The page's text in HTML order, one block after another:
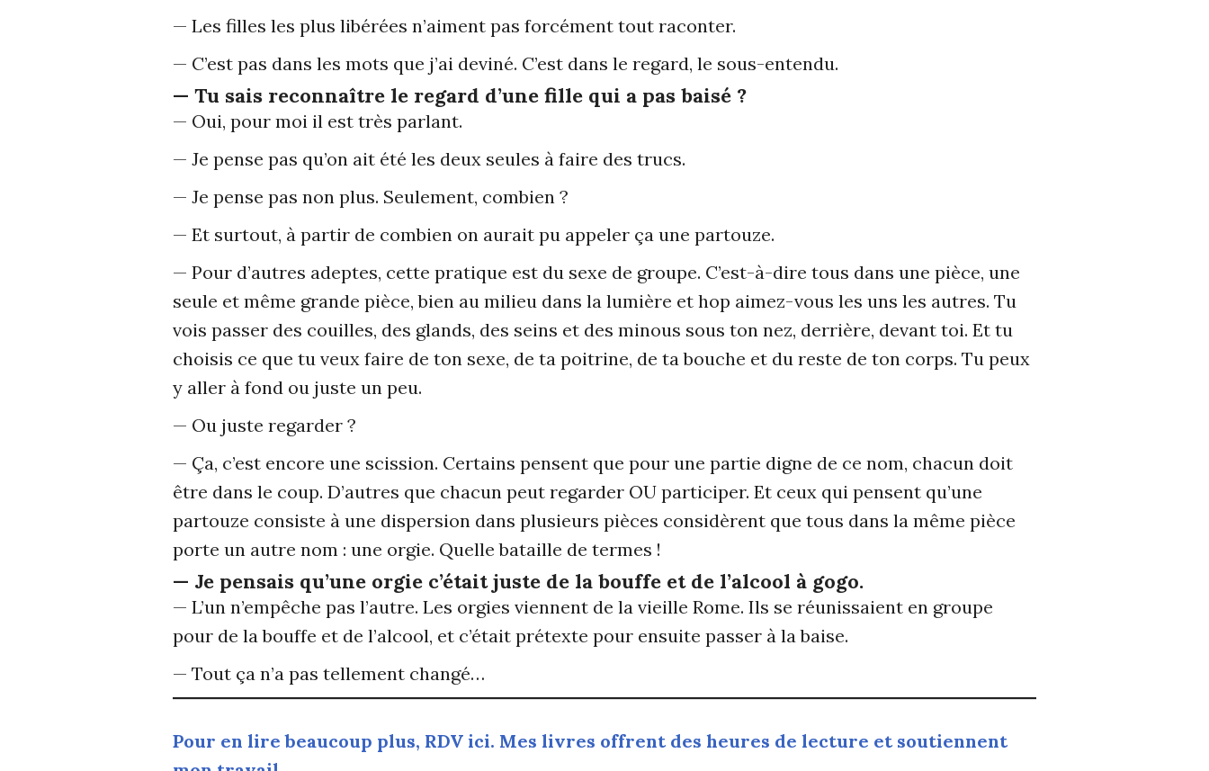
— Les filles les plus libérées n’aiment pas forcément tout raconter.
— C’est pas dans les mots que j’ai deviné. C’est dans le regard, le sous-entendu.
— Tu sais reconnaître le regard d’une fille qui a pas baisé ?
— Oui, pour moi il est très parlant.
— Je pense pas qu’on ait été les deux seules à faire des trucs.
— Je pense pas non plus. Seulement, combien ?
— Et surtout, à partir de combien on aurait pu appeler ça une partouze.
— Pour d’autres adeptes, cette pratique est du sexe de groupe. C’est-à-dire tous dans une pièce, une
seule et même grande pièce, bien au milieu dans la lumière et hop aimez-vous les uns les autres. Tu
vois passer des couilles, des glands, des seins et des minous sous ton nez, derrière, devant toi. Et tu
choisis ce que tu veux faire de ton sexe, de ta poitrine, de ta bouche et du reste de ton corps. Tu peux
y aller à fond ou juste un peu.
— Ou juste regarder ?
— Ça, c’est encore une scission. Certains pensent que pour une partie digne de ce nom, chacun doit
être dans le coup. D’autres que chacun peut regarder OU participer. Et ceux qui pensent qu’une
partouze consiste à une dispersion dans plusieurs pièces considèrent que tous dans la même pièce
porte un autre nom : une orgie. Quelle bataille de termes !
— Je pensais qu’une orgie c’était juste de la bouffe et de l’alcool à gogo.
— L’un n’empêche pas l’autre. Les orgies viennent de la vieille Rome. Ils se réunissaient en groupe
pour de la bouffe et de l’alcool, et c’était prétexte pour ensuite passer à la baise.
— Tout ça n’a pas tellement changé…
Pour en lire beaucoup plus, RDV ici. Mes livres offrent des heures de lecture et soutiennent